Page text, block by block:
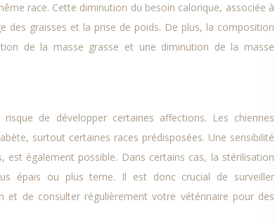
race. Cette diminution du besoin calorique, associée à
des graisses et la prise de poids. De plus, la composition
de la masse grasse et une diminution de la masse
de développer certaines affections. Les chiennes
surtout certaines races prédisposées. Une sensibilité
également possible. Dans certains cas, la stérilisation
épais ou plus terne. Il est donc crucial de surveiller
de consulter régulièrement votre vétérinaire pour des